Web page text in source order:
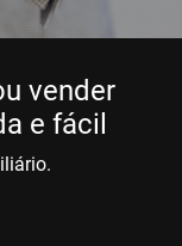
vender
e fácil